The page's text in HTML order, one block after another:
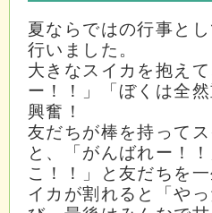
夏ならではの行事と
行いました。
大きなスイカを抱え
ー！！」「ぼくは全
興奮！
友だちが棒を持って
と、「がんばれー！
こ！！」と友だちを
イカが割れると「や